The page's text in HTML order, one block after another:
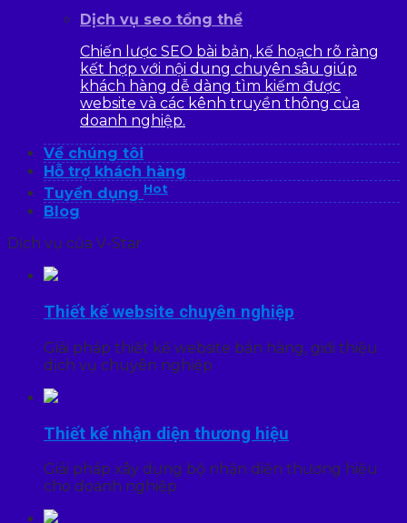
Dịch vụ seo tổng thể
Chiến lược SEO bài bản, kế hoạch rõ ràng
kết hợp với nội dung chuyên sâu giúp
khách hàng dễ dàng tìm kiếm được
website và các kênh truyền thông của
doanh nghiệp.
Về chúng tôi
Hỗ trợ khách hàng
Tuyển dụng Hot
Blog
Dịch vụ của V-Star
Thiết kế website chuyên nghiệp
Giải pháp thiết kế website bán hàng, giới thiệu
dịch vụ chuyên nghiệp
Thiết kế nhận diện thương hiệu
Giải pháp xây dựng bộ nhận diện thương hiệu
cho doanh nghiệp